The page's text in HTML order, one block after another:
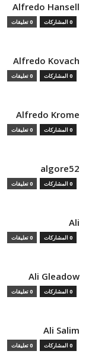
Alfredo Hansell
0 المشاركات 0 تعليقات
Alfredo Kovach
0 المشاركات 0 تعليقات
Alfredo Krome
0 المشاركات 0 تعليقات
algore52
0 المشاركات 0 تعليقات
Ali
0 المشاركات 0 تعليقات
Ali Gleadow
0 المشاركات 0 تعليقات
Ali Salim
0 المشاركات 0 تعليقات